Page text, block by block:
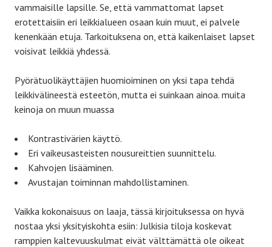
vammaisille lapsille. Se, että vammattomat lapset
erotettaisiin eri leikkialueen osaan kuin muut, ei palvele
kenenkään etuja. Tarkoituksena on, että kaikenlaiset lapset
voisivat leikkiä yhdessä.
Pyörätuolikäyttäjien huomioiminen on yksi tapa tehdä
leikkivälineestä esteetön, mutta ei suinkaan ainoa. muita
keinoja on muun muassa
Kontrastivärien käyttö.
Eri vaikeusasteisten nousureittien suunnittelu.
Kahvojen lisääminen.
Avustajan toiminnan mahdollistaminen.
Vaikka kokonaisuus on laaja, tässä kirjoituksessa on hyvä
nostaa yksi yksityiskohta esiin: Julkisia tiloja koskevat
ramppien kaltevuuskulmat eivät välttämättä ole oikeat